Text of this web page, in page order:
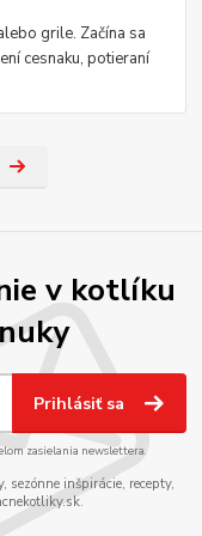
grile. Začína sa
cesnaku, potieraní
v kotlíku
Prihlásiť sa
zasielania newslettera.
inšpirácie, recepty,